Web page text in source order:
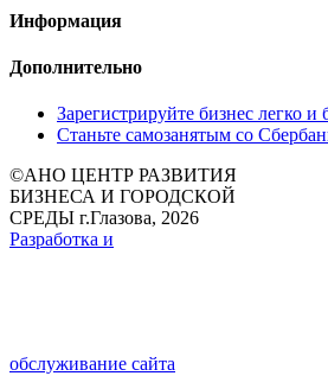
Информация
Дополнительно
Зарегистрируйте бизнес легко и
Станьте самозанятым со
©АНО ЦЕНТР РАЗВИТИЯ
БИЗНЕСА И ГОРОДСКОЙ
СРЕДЫ г.Глазова, 2026
Разработка и
обслуживание сайта